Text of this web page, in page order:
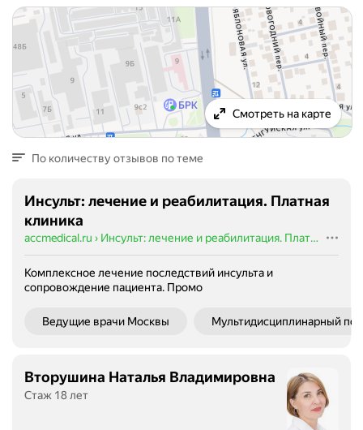
Смотреть на карте
По количеству отзывов по теме
Инсульт: лечение и реабилитация. Платная
клиника
accmedical.ru › Инсульт: лечение и реабилитация. Платная клиника
Комплексное лечение последствий инсульта и
сопровождение пациента. Промо
Ведущие врачи Москвы Мультидисциплинарный
Вторушина Наталья Владимировна
Стаж 18 лет